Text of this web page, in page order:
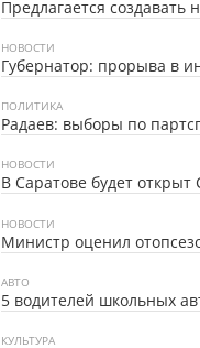
Предлагается создавать
НОВОСТИ
Губернатор: прорыва в
ПОЛИТИКА
Радаев: выборы по
НОВОСТИ
В Саратове будет
НОВОСТИ
Министр оценил
АВТО
5 водителей школьных
КУЛЬТУРА